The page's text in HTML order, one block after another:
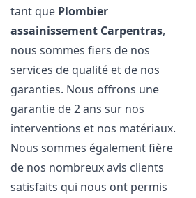
tant que Plombier
assainissement Carpentras,
nous sommes fiers de nos
services de qualité et de nos
garanties. Nous offrons une
garantie de 2 ans sur nos
interventions et nos matériaux.
Nous sommes également fière
de nos nombreux avis clients
satisfaits qui nous ont permis